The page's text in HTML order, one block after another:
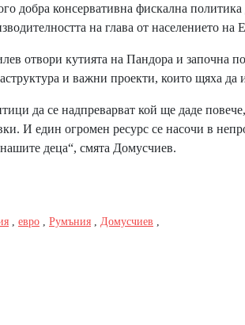
добра консервативна фискална
на глава от населението
отвори кутията на Пандора и започна
и важни проекти, които щяха да
да се надпреварват кой ще даде
И един огромен ресурс се насочи в
деца“, смята Домусчиев.
евро Румъния Домусчиев